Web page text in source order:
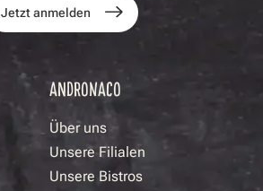
Jetzt anmelden
ANDRONACO
Über uns
Unsere Filialen
Unsere Bistros